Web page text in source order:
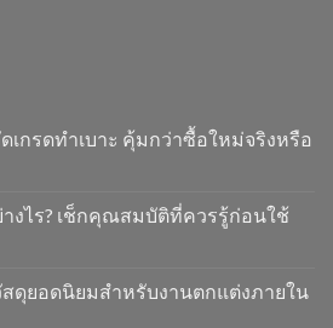
กรดทำเบาะ คุ้มกว่าซื้อใหม่จริงหรือ
งไร? เช็กคุณสมบัติที่ควรรู้ก่อนใช้
สดุยอดนิยมสำหรับงานตกแต่งภายใน